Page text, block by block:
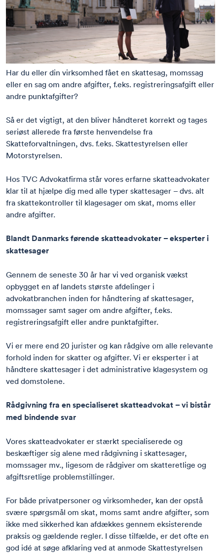
Har du eller din virksomhed fået en skattesag, momssag
eller en sag om andre afgifter, f.eks. registreringsafgift eller
andre punktafgifter?
Så er det vigtigt, at den bliver håndteret korrekt og tages
seriøst allerede fra første henvendelse fra
Skatteforvaltningen, dvs. f.eks. Skattestyrelsen eller
Motorstyrelsen.
Hos TVC Advokatfirma står vores erfarne skatteadvokater
klar til at hjælpe dig med alle typer skattesager – dvs. alt
fra skattekontroller til klagesager om skat, moms eller
andre afgifter.
Blandt Danmarks førende skatteadvokater – eksperter i
skattesager
Gennem de seneste 30 år har vi ved organisk vækst
opbygget en af landets største afdelinger i
advokatbranchen inden for håndtering af skattesager,
momssager samt sager om andre afgifter, f.eks.
registreringsafgift eller andre punktafgifter.
Vi er mere end 20 jurister og kan rådgive om alle relevante
forhold inden for skatter og afgifter. Vi er eksperter i at
håndtere skattesager i det administrative klagesystem og
ved domstolene.
Rådgivning fra en specialiseret skatteadvokat – vi bistår
med bindende svar
Vores skatteadvokater er stærkt specialiserede og
beskæftiger sig alene med rådgivning i skattesager,
momssager mv., ligesom de rådgiver om skatteretlige og
afgiftsretlige problemstillinger.
For både privatpersoner og virksomheder, kan der opstå
svære spørgsmål om skat, moms samt andre afgifter, som
ikke med sikkerhed kan afdækkes gennem eksisterende
praksis og gældende regler. I disse tilfælde, er det ofte en
god idé at søge afklaring ved at anmode Skattestyrelsen